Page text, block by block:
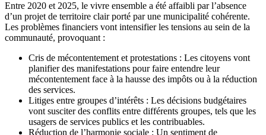
Entre 2020 et 2025, le vivre ensemble a été affaibli par l’absence
d’un projet de territoire clair porté par une municipalité cohérente.
Les problèmes financiers vont intensifier les tensions au sein de la
communauté, provoquant :
Cris de mécontentement et protestations : Les citoyens vont
planifier des manifestations pour faire entendre leur
mécontentement face à la hausse des impôts ou à la réduction
des services.
Litiges entre groupes d’intérêts : Les décisions budgétaires
vont susciter des conflits entre différents groupes, tels que les
usagers de services publics et les contribuables.
Réduction de l’harmonie sociale : Un sentiment de